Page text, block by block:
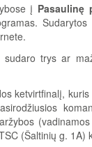
į Pasaulinę
sudaro trys ar
ketvirtfinalį,
(Šaltinių g.